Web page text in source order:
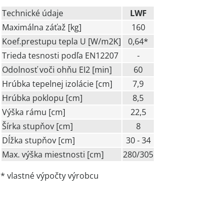
Technické údaje
LWF
Maximálna záťaž [kg]
160
Koef.prestupu tepla U [W/m2K]
0,64*
Trieda tesnosti podľa EN12207
-
Odolnosť voči ohňu EI2 [min]
60
Hrúbka tepelnej izolácie [cm]
7,9
Hrúbka poklopu [cm]
8,5
Výška rámu [cm]
22,5
Šírka stupňov [cm]
8
Dĺžka stupňov [cm]
30 - 34
Max. výška miestnosti [cm]
280/305
* vlastné výpočty výrobcu